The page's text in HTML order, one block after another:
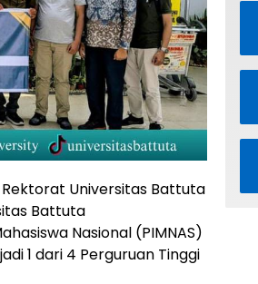
Universitas Battuta
Battuta
Nasional (PIMNAS)
1 dari 4 Perguruan Tinggi